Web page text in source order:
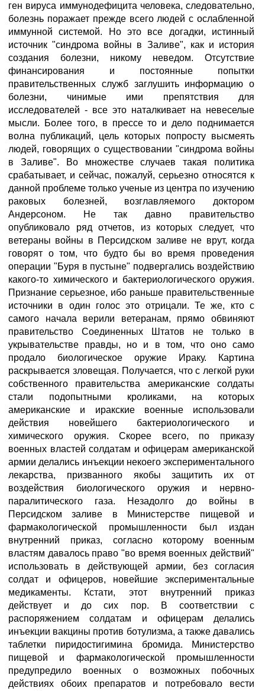
ген вируса иммунодефицита человека, следовательно,
болезнь поражает прежде всего людей с ослабленной
иммунной системой. Но это все догадки, истинный
источник "синдрома войны в Заливе", как и история
создания болезни, никому неведом. Отсутствие
финансирования и постоянные попытки
правительственных служб заглушить информацию о
болезни, чинимые ими препятствия для
исследователей - все это наталкивает на невеселые
мысли. Более того, в прессе то и дело поднимается
волна публикаций, цель которых попросту высмеять
людей, говорящих о существовании "синдрома войны
в Заливе". Во множестве случаев такая политика
срабатывает, и сейчас, пожалуй, серьезно относятся к
данной проблеме только ученые из центра по изучению
раковых болезней, возглавляемого доктором
Андерсоном. Не так давно правительство
опубликовало ряд отчетов, из которых следует, что
ветераны войны в Персидском заливе не врут, когда
говорят о том, что будто бы во время проведения
операции "Буря в пустыне" подвергались воздействию
какого-то химического и бактериологического оружия.
Признание серьезное, ибо раньше правительственные
источники в один голос это отрицали. Те же, кто с
самого начала верили ветеранам, прямо обвиняют
правительство Соединенных Штатов не только в
укрывательстве правды, но и в том, что оно само
продало биологическое оружие Ираку. Картина
раскрывается зловещая. Получается, что с легкой руки
собственного правительства американские солдаты
стали подопытными кроликами, на которых
американские и иракские военные использовали
действия новейшего бактериологического и
химического оружия. Скорее всего, по приказу
военных властей солдатам и офицерам американской
армии делались инъекции некоего экспериментального
лекарства, призванного якобы защитить их от
воздействия биологического оружия и нервно-
паралитического газа. Незадолго до войны в
Персидском заливе в Министерстве пищевой и
фармакологической промышленности был издан
внутренний приказ, согласно которому военным
властям давалось право "во время военных действий"
использовать в действующей армии, без согласия
солдат и офицеров, новейшие экспериментальные
медикаменты. Кстати, этот внутренний приказ
действует и до сих пор. В соответствии с
распоряжением солдатам и офицерам делались
инъекции вакцины против ботулизма, а также давались
таблетки пиридостигимина бромида. Министерство
пищевой и фармакологической промышленности
предупредило военных о возможных побочных
действиях обоих препаратов и потребовало вести